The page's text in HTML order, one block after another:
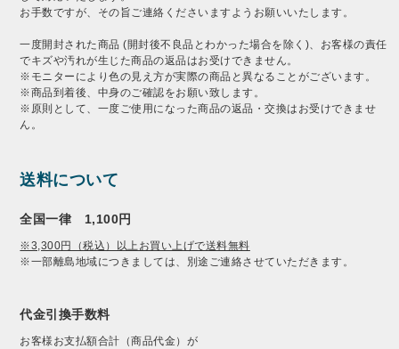
お手数ですが、その旨ご連絡くださいますようお願いいたします。
一度開封された商品 (開封後不良品とわかった場合を除く)、お客様の責任
でキズや汚れが生じた商品の返品はお受けできません。
※モニターにより色の見え方が実際の商品と異なることがございます。
※商品到着後、中身のご確認をお願い致します。
※原則として、一度ご使用になった商品の返品・交換はお受けできませ
ん。
送料について
全国一律 1,100円
※3,300円（税込）以上お買い上げで送料無料
※一部離島地域につきましては、別途ご連絡させていただきます。
代金引換手数料
お客様お支払額合計（商品代金）が